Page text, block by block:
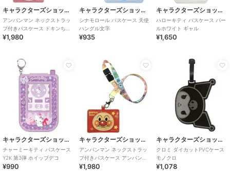
キャラクターズショップ ラフラフ
アンパンマン ネックストラッ
プ付きパスケース ドキンちゃ
ん
¥1,980
キャラクターズショップ ラフラフ
シナモロール パスケース 天使
ハングル文字
¥935
キャラクターズショップ ラフラフ
ハローキティ パスケース パー
ルホワイト ギャル
¥1,650
キャラクターズショップ ラフラフ
チャーミーキティ パスケース
Y2K 第3弾 ホイップデコ
¥990
キャラクターズショップ ラフラフ
アンパンマン ネックストラッ
プ付きパスケース アンパンマ
ン
¥1,980
キャラクターズショップ ラフラフ
クロミ ダイカットPVCケース
モノクロ
¥1,078